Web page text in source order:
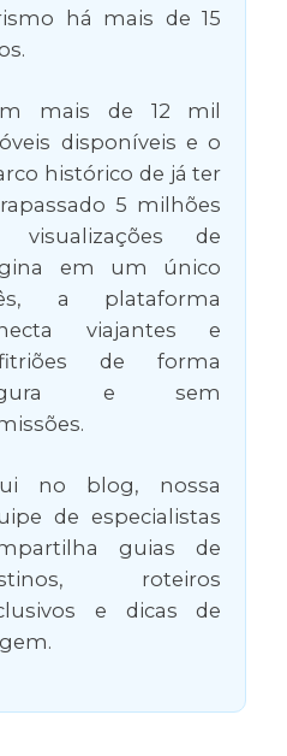
há mais de 15
mais de 12 mil
disponíveis e o
histórico de já ter
5 milhões
visualizações de
em um único
a plataforma
viajantes e
de forma
e sem
no blog, nossa
de especialistas
guias de
roteiros
e dicas de